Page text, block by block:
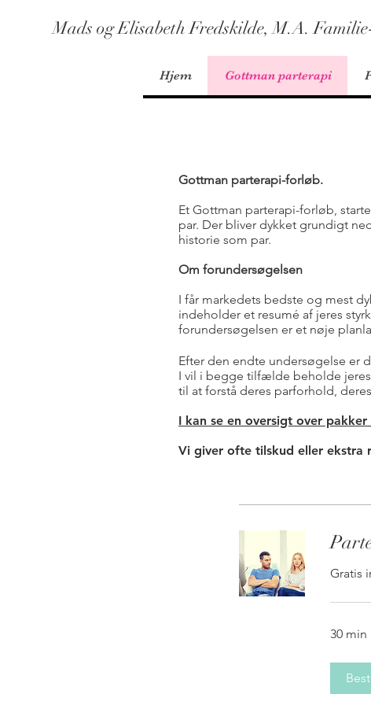
Mads og Elisabeth Fredskilde, M.A.
Hjem Gottman parterapi
Gottman parterapi-forløb.
Et Gottman parterapi-forløb,
par. Der bliver dykket grundigt
historie som par.
Om forundersøgelsen
I får markedets bedste og mest
indeholder et resumé af jeres
forundersøgelsen er et nøje
Efter den endte undersøgelse er
I vil i begge tilfælde beholde
til at forstå deres parforhold,
I kan se en oversigt over
Vi giver ofte tilskud eller ekstra
Gratis
30 min